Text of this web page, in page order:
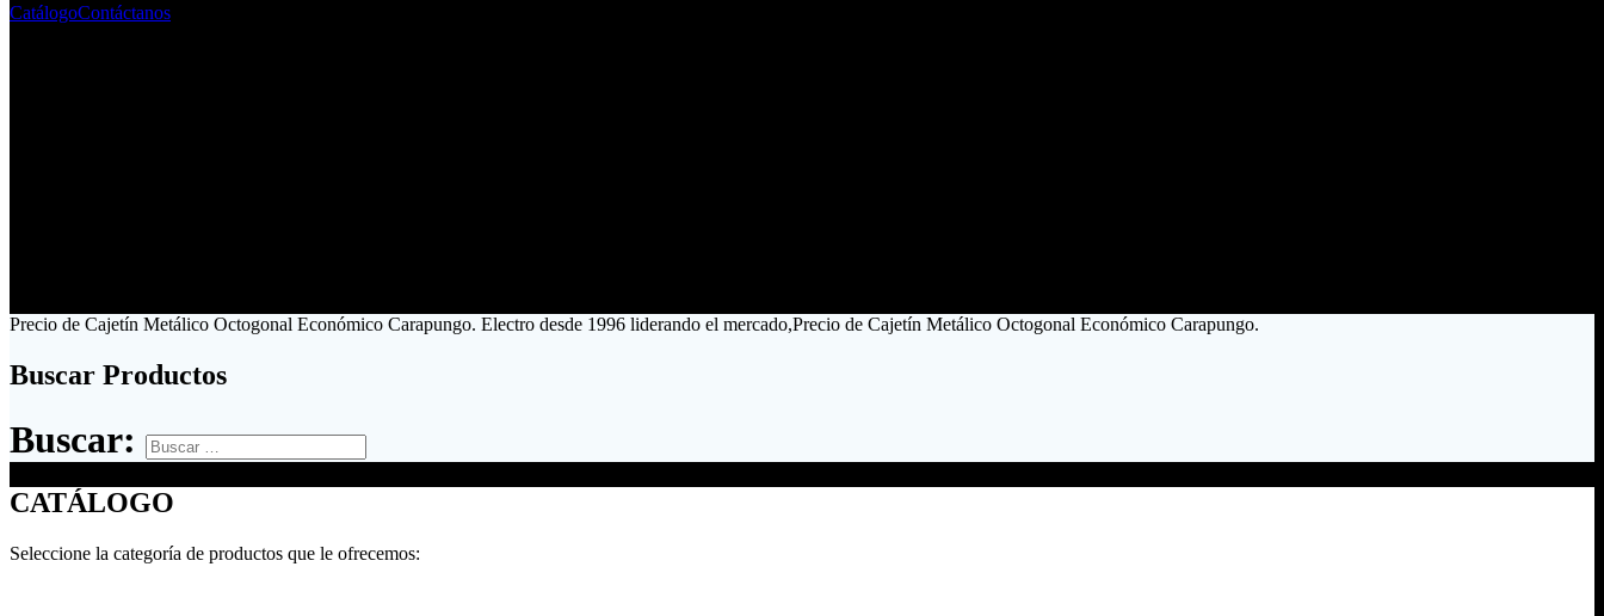
CatálogoContáctanos
Precio de Cajetín Metálico Octogonal Económico Carapungo. Electro desde 1996 liderando el mercado,Precio de Cajetín Metálico Octogonal Económico Carapungo.
Buscar Productos
Buscar:
CATÁLOGO
Seleccione la categoría de productos que le ofrecemos: